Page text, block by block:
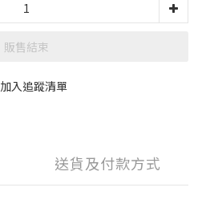
販售結束
加入追蹤清單
送貨及付款方式